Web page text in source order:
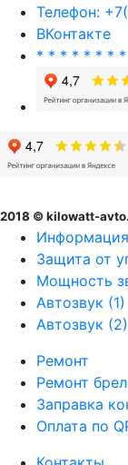
Телефон:
ВКонтакте
* * * * * * *
2018 © kilowatt-
Информация
Защита от
Мощность
Автозвук (1)
Автозвук (2)
Ремонт
Ремонт
Заправка
Оплата по